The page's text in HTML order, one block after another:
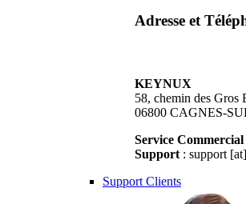
Adresse et
KEYNUX
58, chemin des Gros
06800 CAGNES-
Service Commercial
Support : support
Support Clients